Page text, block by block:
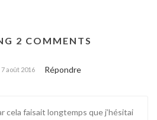
2 COMMENTS
7 août 2016 Répondre
cela faisait longtemps que j’hésitai